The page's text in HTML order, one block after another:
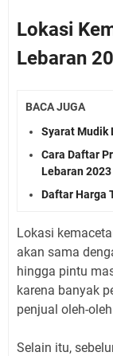
Lokasi
Lebaran
BACA JUGA
Syarat Mudik
Cara Daftar
Lebaran 2023
Daftar Harga
Lokasi
akan sama
hingga pintu
karena banyak
penjual oleh-
Selain itu,